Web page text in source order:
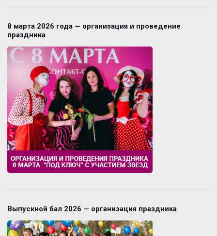
8 марта 2026 года — организация и проведение
праздника
Выпускной бал 2026 — организация праздника